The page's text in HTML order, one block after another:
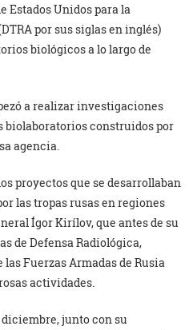
Estados Unidos para la
por sus siglas en inglés)
biológicos a lo largo de
a realizar investigaciones
biolaboratorios construidos por
agencia.
proyectos que se desarrollaban
las tropas rusas en regiones
Ígor Kirílov, que antes de su
de Defensa Radiológica,
Fuerzas Armadas de Rusia
actividades.
junto con su